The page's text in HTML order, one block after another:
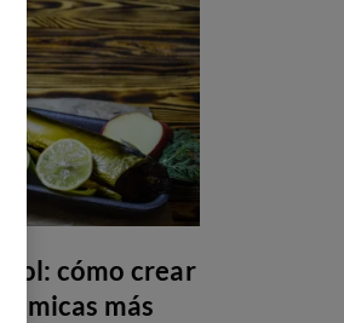
cómo crear
más